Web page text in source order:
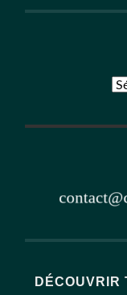
DÉCOUVRIR